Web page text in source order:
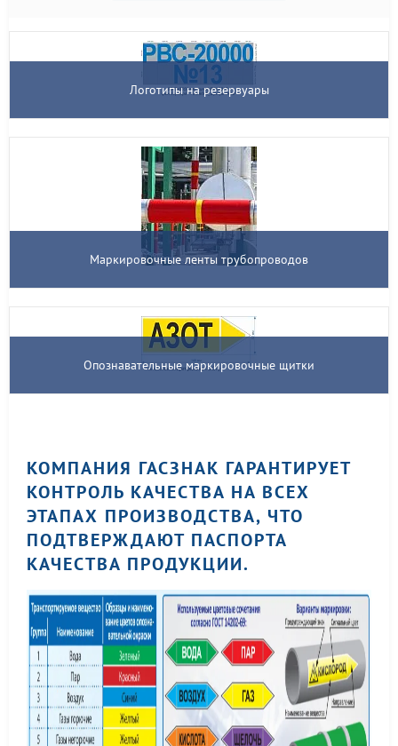
Логотипы на резервуары
Маркировочные ленты трубопроводов
Опознавательные маркировочные щитки
КОМПАНИЯ ГАСЗНАК ГАРАНТИРУЕТ
КОНТРОЛЬ КАЧЕСТВА НА ВСЕХ
ЭТАПАХ ПРОИЗВОДСТВА, ЧТО
ПОДТВЕРЖДАЮТ ПАСПОРТА
КАЧЕСТВА ПРОДУКЦИИ.